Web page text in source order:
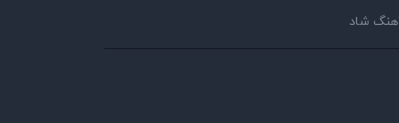
شاد